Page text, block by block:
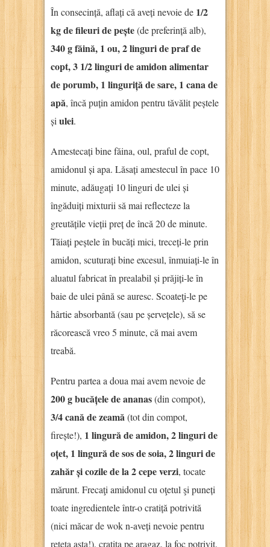
În consecință, aflați că aveți nevoie de 1/2
kg de fileuri de pește(de preferință alb),
340 g făină, 1 ou, 2 linguri de praf de
copt, 3 1/2 linguri de amidon alimentar
de porumb, 1 linguriță de sare, 1 cana de
apă, încă puțin amidon pentru tăvălit peștele
și ulei.
Amestecați bine făina, oul, praful de copt,
amidonul și apa. Lăsați amestecul în pace 10
minute, adăugați 10 linguri de ulei și
îngăduiți mixturii să mai reflecteze la
greutățile vieții preț de încă 20 de minute.
Tăiați peștele în bucăți mici, treceți-le prin
amidon, scuturați bine excesul, înmuiați-le în
aluatul fabricat în prealabil și prăjiți-le în
baie de ulei până se auresc. Scoateţi-le pe
hârtie absorbantă (sau pe șervețele), să se
răcorească vreo 5 minute, că mai avem
treabă.
Pentru partea a doua mai avem nevoie de
200 g bucățele de ananas(din compot),
3/4 cană de zeamă(tot din compot,
firește!), 1 lingură de amidon, 2 linguri de
oțet, 1 lingură de sos de soia, 2 linguri de
zahăr și cozile de la 2 cepe verzi, tocate
mărunt. Frecaţi amidonul cu oţetul şi puneți
toate ingredientele într-o cratiță potrivită
(nici măcar de wok n-aveți nevoie pentru
rețeta asta!), cratița pe aragaz, la foc potrivit,